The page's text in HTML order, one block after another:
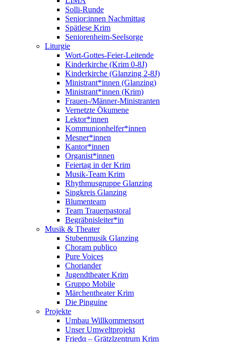
Solli-Runde
Senior:innen Nachmittag
Spätlese Krim
Seniorenheim-Seelsorge
Liturgie
Wort-Gottes-Feier-Leitende
Kinderkirche (Krim 0-8J)
Kinderkirche (Glanzing 2-8J)
Ministrant*innen (Glanzing)
Ministrant*innen (Krim)
Frauen-/Männer-Ministranten
Vernetzte Ökumene
Lektor*innen
Kommunionhelfer*innen
Mesner*innen
Kantor*innen
Organist*innen
Feiertag in der Krim
Musik-Team Krim
Rhythmusgruppe Glanzing
Singkreis Glanzing
Blumenteam
Team Trauerpastoral
Begräbnisleiter*in
Musik & Theater
Stubenmusik Glanzing
Choram publico
Pure Voices
Choriander
Jugendtheater Krim
Gruppo Mobile
Märchentheater Krim
Die Pinguine
Projekte
Umbau Willkommensort
Unser Umweltprojekt
Friedα – Grätzlzentrum Krim